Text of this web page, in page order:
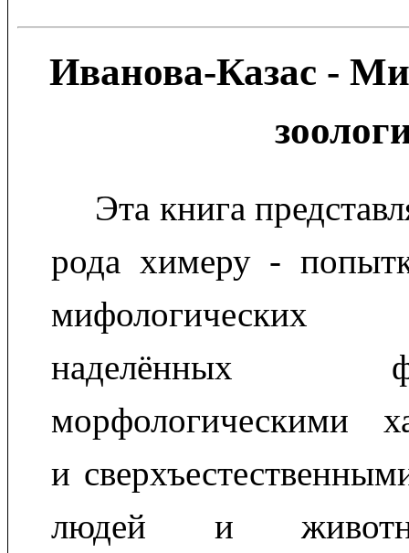
Иванова-Казас -
Эта книга
рода химеру -
мифологических
наделённых
морфологическими
и
людей и